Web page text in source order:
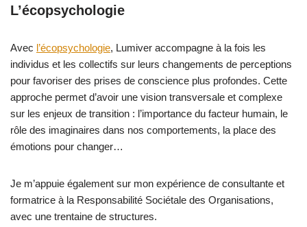
L’écopsychologie
Avec l’écopsychologie, Lumiver accompagne à la fois les
individus et les collectifs sur leurs changements de perceptions
pour favoriser des prises de conscience plus profondes. Cette
approche permet d’avoir une vision transversale et complexe
sur les enjeux de transition : l’importance du facteur humain, le
rôle des imaginaires dans nos comportements, la place des
émotions pour changer…
Je m’appuie également sur mon expérience de consultante et
formatrice à la Responsabilité Sociétale des Organisations,
avec une trentaine de structures.